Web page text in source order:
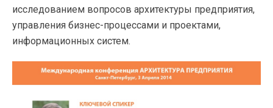
исследованием вопросов архитектуры предприятия,
управления бизнес-процессами и проектами,
информационных систем.